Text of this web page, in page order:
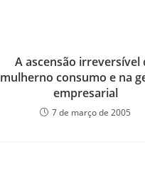
A ascensão irreversível
mulherno consumo e na
empresarial
7 de março de 2005